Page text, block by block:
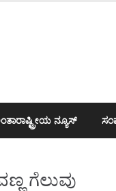
ನ್ಯೂಸ್
ಗೆಲುವು